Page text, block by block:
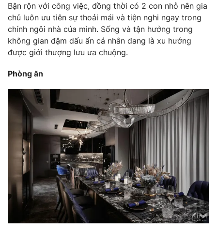
® Cấm sao chép dưới mọi hình thức nếu không có sự chấp
thuận bằng văn bản. Ghi rõ nguồn VTV.vn khi phát hành lại
thông tin từ website này.
Bận rộn với công việc, đồng thời có 2 con nhỏ nên gia
chủ luôn ưu tiên sự thoải mái và tiện nghi ngay trong
chính ngôi nhà của mình. Sống và tận hưởng trong
không gian đậm dấu ấn cá nhân đang là xu hướng
được giới thượng lưu ưa chuộng.
Phòng ăn